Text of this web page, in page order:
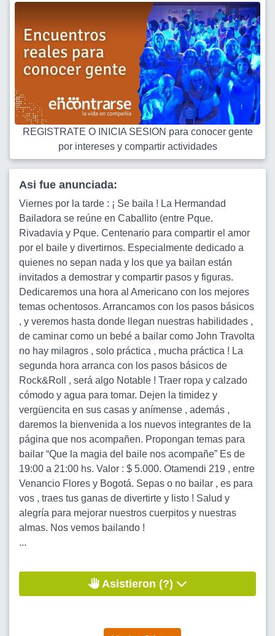
REGISTRATE O INICIA SESION para conocer gente
por intereses y compartir actividades
Asi fue anunciada:
Viernes por la tarde : ¡ Se baila ! La Hermandad
Bailadora se reúne en Caballito (entre Pque.
Rivadavia y Pque. Centenario para compartir el amor
por el baile y divertirnos. Especialmente dedicado a
quienes no sepan nada y los que ya bailan están
invitados a demostrar y compartir pasos y figuras.
Dedicaremos una hora al Americano con los mejores
temas ochentosos. Arrancamos con los pasos básicos
, y veremos hasta donde llegan nuestras habilidades ,
de caminar como un bebé a bailar como John Travolta
no hay milagros , solo práctica , mucha práctica ! La
segunda hora arranca con los pasos básicos de
Rock&Roll , será algo Notable ! Traer ropa y calzado
cómodo y agua para tomar. Dejen la timidez y
vergüencita en sus casas y anímense , además ,
daremos la bienvenida a los nuevos integrantes de la
página que nos acompañen. Propongan temas para
bailar “Que la magia del baile nos acompañe” Es de
19:00 a 21:00 hs. Valor : $ 5.000. Otamendi 219 , entre
Venancio Flores y Bogotá. Sepas o no bailar , es para
vos , traes tus ganas de divertirte y listo ! Salud y
alegría para mejorar nuestros cuerpitos y nuestras
almas. Nos vemos bailando !
...
Asistieron (?)